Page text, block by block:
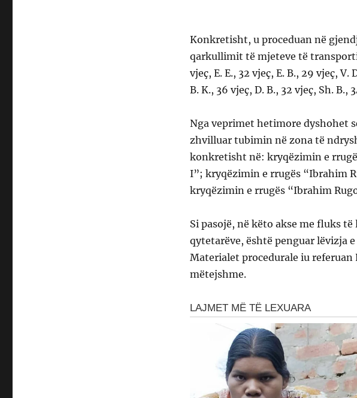
Konkretisht, u proceduan në
qarkullimit të mjeteve të
vjeç, E. E., 32 vjeç, E. B., 29 vjeç, V.
B. K., 36 vjeç, D. B., 32 vjeç, Sh. B.,
Nga veprimet hetimore dyshohet
zhvilluar tubimin në zona të
konkretisht në: kryqëzimin e
I”; kryqëzimin e rrugës “Ibrahim
kryqëzimin e rrugës “Ibrahim
Si pasojë, në këto akse me fluks
qytetarëve, është penguar lëvizja
Materialet procedurale iu referuan
mëtejshme.